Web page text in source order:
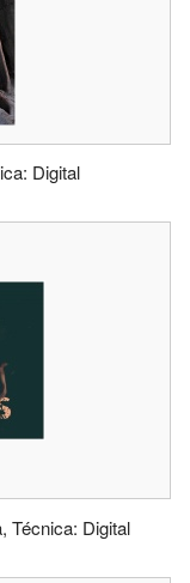
Digital
Técnica: Digital